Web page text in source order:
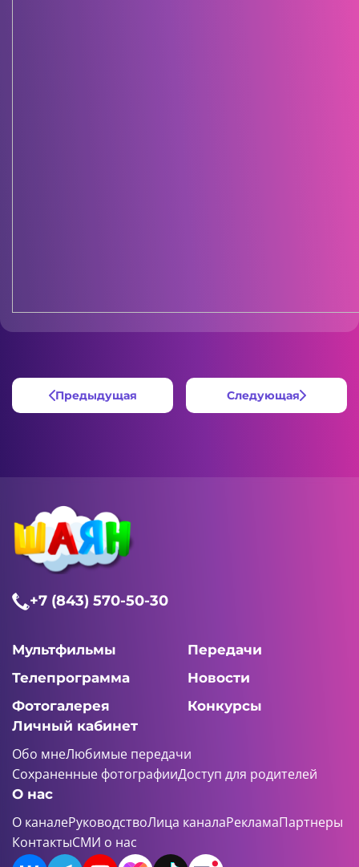
Предыдущая Следующая
+7 (843) 570-50-30
Мультфильмы
Передачи
Телепрограмма
Новости
Фотогалерея
Конкурсы
Личный кабинет
Обо мнеЛюбимые передачи
Сохраненные фотографииДоступ для родителей
О нас
О каналеРуководствоЛица каналаРекламаПартнеры
КонтактыСМИ о нас